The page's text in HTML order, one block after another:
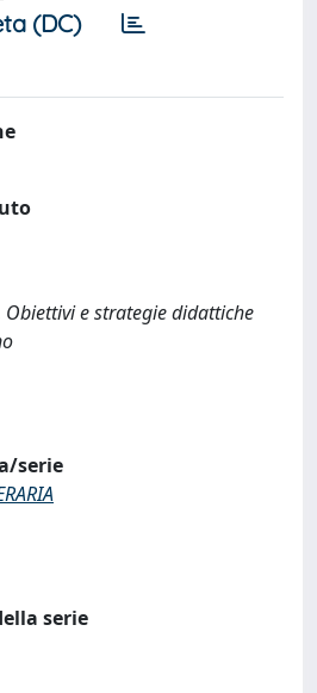
(DC)
e strategie didattiche
serie
serie